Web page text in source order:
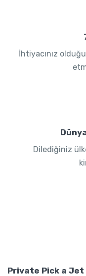
İhtiyacınız
Dilediğiniz
Private Pick a Jet